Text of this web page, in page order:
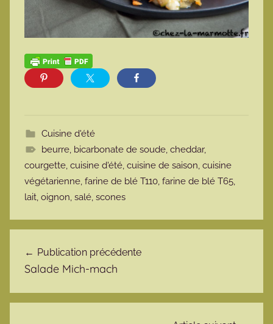
Cuisine d'été
beurre, bicarbonate de soude, cheddar,
courgette, cuisine d'été, cuisine de saison, cuisine
végétarienne, farine de blé T110, farine de blé T65,
lait, oignon, salé, scones
Publication précédente
Salade Mich-mach